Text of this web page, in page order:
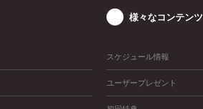
様々なコンテンツ
スケジュール情報
ユーザープレゼント